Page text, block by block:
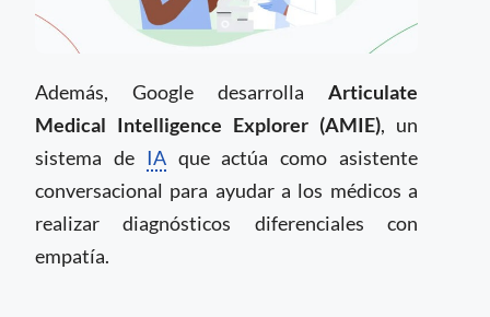
Además, Google desarrolla Articulate
Medical Intelligence Explorer (AMIE), un
sistema de IAque actúa como asistente
conversacional para ayudar a los médicos a
realizar diagnósticos diferenciales con
empatía.